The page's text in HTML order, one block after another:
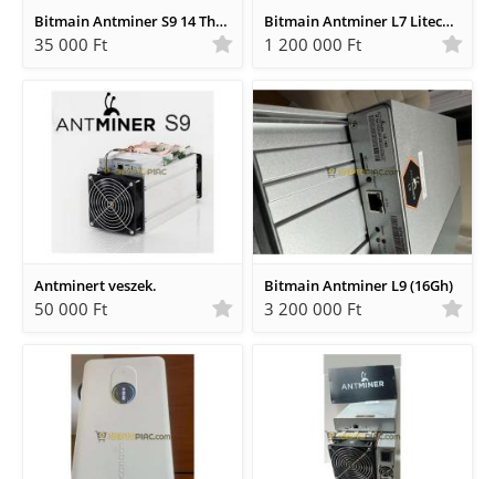
Bitmain Antminer S9 14 Th 1250W Bitcoin minerek garanciával.
35 000 Ft
Bitmain Antminer L7 Litecoin, Dogecoin miner eladó 9500 MHS
1 200 000 Ft
Antminert veszek.
50 000 Ft
Bitmain Antminer L9 (16Gh)
3 200 000 Ft